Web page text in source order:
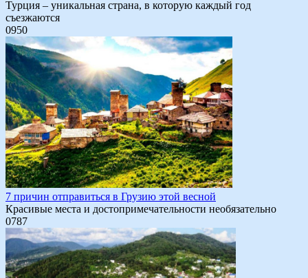
Турция – уникальная страна, в которую каждый год
съезжаются
0950
7 причин отправиться в Грузию этой весной
Красивые места и достопримечательности необязательно
0787